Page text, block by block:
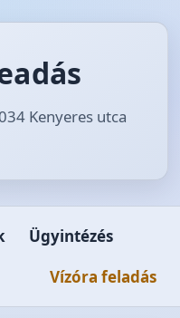
Kenyeres utca
Ügyintézés
Vízóra feladás